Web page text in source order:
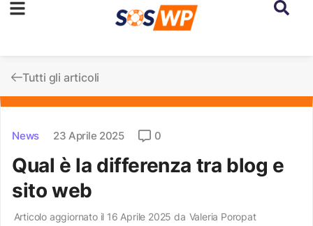
Tutti gli articoli
News 23 Aprile 2025 0
Qual è la differenza tra blog e
sito web
Articolo aggiornato il 16 Aprile 2025 da Valeria Poropat